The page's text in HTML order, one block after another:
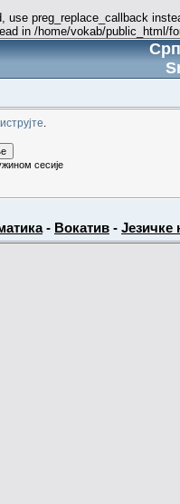
use preg_replace_callback
in /home/vokab/public_html/
сесије
- Вокатив - Језичке